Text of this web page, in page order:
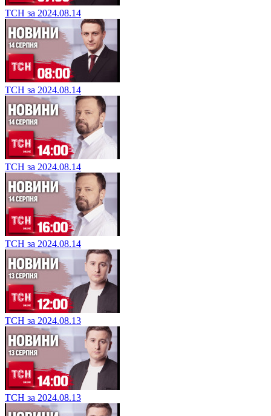
ТСН за 2024.08.14
ТСН за 2024.08.14
ТСН за 2024.08.14
ТСН за 2024.08.14
ТСН за 2024.08.13
ТСН за 2024.08.13